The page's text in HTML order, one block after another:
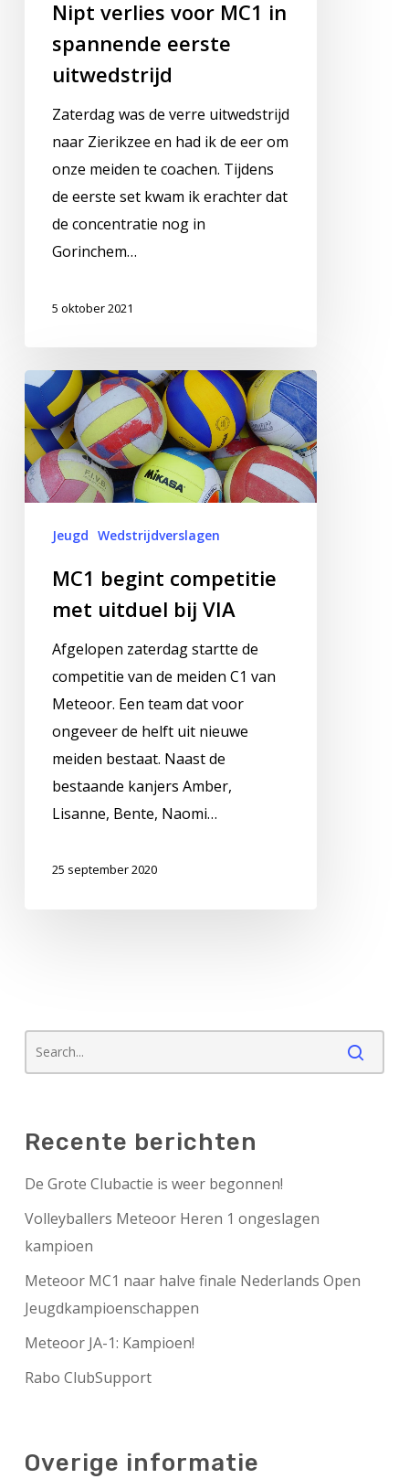
Nipt verlies voor MC1 in
spannende eerste
uitwedstrijd
Zaterdag was de verre uitwedstrijd
naar Zierikzee en had ik de eer om
onze meiden te coachen. Tijdens
de eerste set kwam ik erachter dat
de concentratie nog in
Gorinchem…
5 oktober 2021
MC1
begint
competitie
met
uitduel
Jeugd Wedstrijdverslagen
MC1 begint competitie
met uitduel bij VIA
Afgelopen zaterdag startte de
competitie van de meiden C1 van
Meteoor. Een team dat voor
ongeveer de helft uit nieuwe
meiden bestaat. Naast de
bestaande kanjers Amber,
Lisanne, Bente, Naomi…
25 september 2020
Recente berichten
De Grote Clubactie is weer begonnen!
Volleyballers Meteoor Heren 1 ongeslagen
kampioen
Meteoor MC1 naar halve finale Nederlands Open
Jeugdkampioenschappen
Meteoor JA-1: Kampioen!
Rabo ClubSupport
Overige informatie